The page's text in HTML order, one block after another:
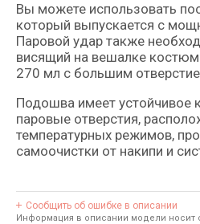
Вы можете использовать
который выпускается с
Паровой удар также
висящий на вешалке
270 мл с большим
Подошва имеет устойчивое
паровые отверстия,
температурных режимов,
самоочистки от накипи и
Сообщить об ошибке в описании
Информация в описании модели носит